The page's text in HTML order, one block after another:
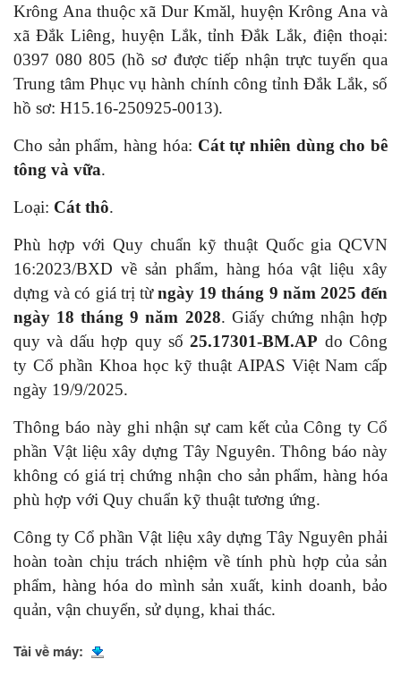
Krông Ana thuộc xã Dur Kmăl, huyện Krông Ana và
xã Đắk Liêng, huyện Lắk, tỉnh Đắk Lắk, điện thoại:
0397 080 805 (hồ sơ được tiếp nhận trực tuyến qua
Trung tâm Phục vụ hành chính công tỉnh Đắk Lắk, số
hồ sơ: H15.16-250925-0013).
Cho sản phẩm, hàng hóa: Cát tự nhiên dùng cho bê
tông và vữa.
Loại: Cát thô.
Phù hợp với Quy chuẩn kỹ thuật Quốc gia QCVN
16:2023/BXD về sản phẩm, hàng hóa vật liệu xây
dựng và có giá trị từngày 19 tháng 9 năm 2025 đến
ngày 18 tháng 9 năm 2028. Giấy chứng nhận hợp
quy và dấu hợp quy số25.17301-BM.AP do Công
ty Cổ phần Khoa học kỹ thuật AIPAS Việt Nam cấp
ngày 19/9/2025.
Thông báo này ghi nhận sự cam kết của Công ty Cổ
phần Vật liệu xây dựng Tây Nguyên. Thông báo này
không có giá trị chứng nhận cho sản phẩm, hàng hóa
phù hợp với Quy chuẩn kỹ thuật tương ứng.
Công ty Cổ phần Vật liệu xây dựng Tây Nguyên phải
hoàn toàn chịu trách nhiệm về tính phù hợp của sản
phẩm, hàng hóa do mình sản xuất, kinh doanh, bảo
quản, vận chuyển, sử dụng, khai thác.
Tải về máy: